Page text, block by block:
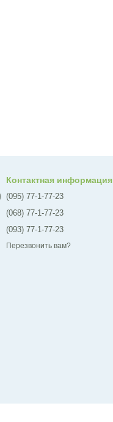
Контактная информация
(095) 77-1-77-23
(068) 77-1-77-23
(093) 77-1-77-23
Перезвонить вам?